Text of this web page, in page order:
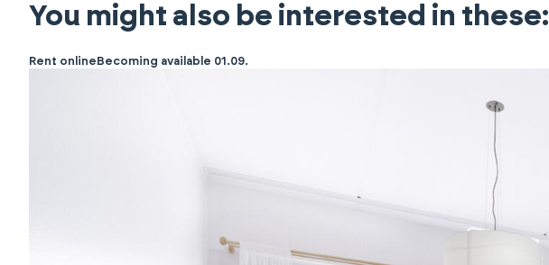
You might also be interested in these:
Rent online Becoming available 01.09.